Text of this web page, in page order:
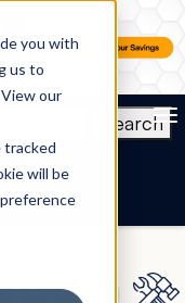
you with
us to
our
tracked
will be
Search